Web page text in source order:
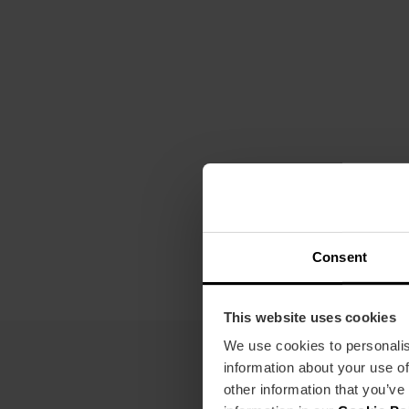
Consent
This website uses cookies
We use cookies to
information about your use
other information that